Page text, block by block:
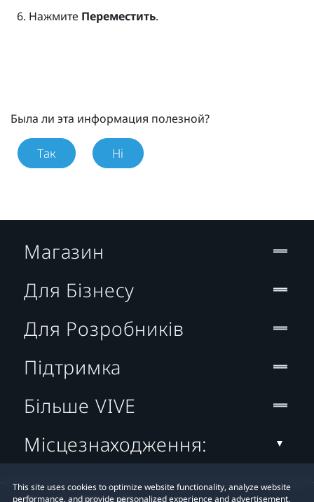
Нажмите Переместить.
Была ли эта информация полезной?
Так Ні
This site uses cookies to optimize website functionality, analyze website
performance, and provide personalized experience and advertisement.
Магазин
Для Бізнесу
Для Розробників
Підтримка
Більше VIVE
Місцезнаходження: